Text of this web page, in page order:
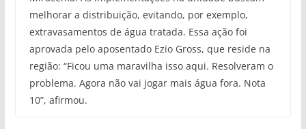
melhorar a distribuição, evitando, por exemplo,
extravasamentos de água tratada. Essa ação foi
aprovada pelo aposentado Ezio Gross, que reside na
região: “Ficou uma maravilha isso aqui. Resolveram o
problema. Agora não vai jogar mais água fora. Nota
10”, afirmou.